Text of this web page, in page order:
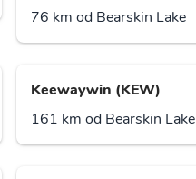
76 km od Bearskin Lake
Keewaywin (KEW)
161 km od Bearskin Lake